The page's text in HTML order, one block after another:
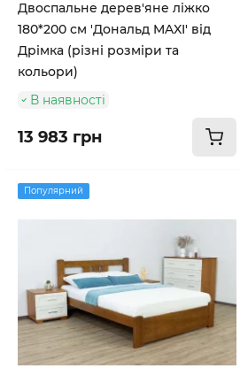
Двоспальне дерев'яне ліжко
180*200 см 'Дональд MAXI' від
Дрімка (різні розміри та
кольори)
В наявності
13 983 грн
Популярний